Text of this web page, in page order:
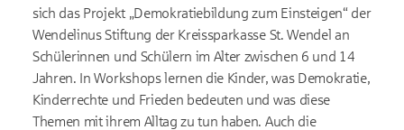
sich das Projekt „Demokratiebildung zum Einsteigen“ der
Wendelinus Stiftung der Kreissparkasse St. Wendel an
Schülerinnen und Schülern im Alter zwischen 6 und 14
Jahren. In Workshops lernen die Kinder, was Demokratie,
Kinderrechte und Frieden bedeuten und was diese
Themen mit ihrem Alltag zu tun haben. Auch die